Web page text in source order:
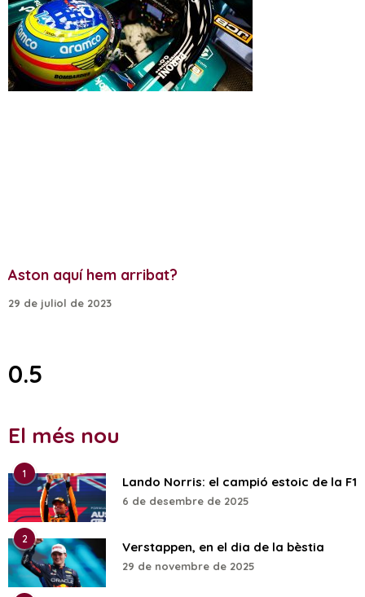
Aston aquí hem arribat?
29 de juliol de 2023
El més nou
1
Lando Norris: el campió estoic de la F1
6 de desembre de 2025
2
Verstappen, en el dia de la bèstia
29 de novembre de 2025